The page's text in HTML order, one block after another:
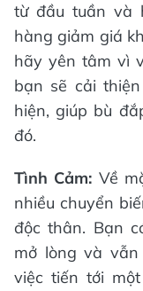
từ đầu tuần và
hàng giảm giá
hãy yên tâm vì
bạn sẽ cải
hiện, giúp bù
đó.
Tình Cảm: Về
nhiều chuyển
độc thân. Bạn
mở lòng và
việc tiến tới